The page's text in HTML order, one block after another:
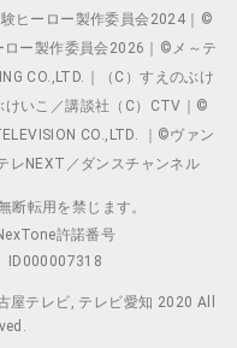
ヒーロー製作委員会2024｜©
ー製作委員会2026｜©メ～テ
CO.,LTD.｜（C）すえのぶけ
けいこ／講談社（C）CTV｜©
CO.,LTD. ｜©ヴァン
レNEXT／ダンスチャンネル
断転用を禁じます。
許諾番号
ID000007318
屋テレビ, テレビ愛知 2020 All